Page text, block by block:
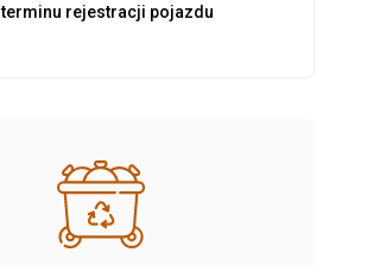
terminu rejestracji pojazdu